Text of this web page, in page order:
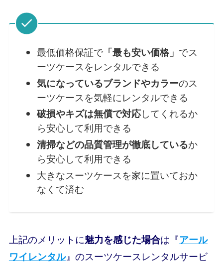
最低価格保証で 「最も安い価格」 でス
ーツケースをレンタルできる
気になっているブランドやカラーのス
ーツケースを気軽にレンタルできる
破損やキズは無償で対応してくれるか
ら安心して利用できる
清掃などの品質管理が徹底しているか
ら安心して利用できる
大きなスーツケースを家に置いておか
なくて済む
上記のメリットに魅力を感じた場合は『アール
ワイレンタル』のスーツケースレンタルサービ